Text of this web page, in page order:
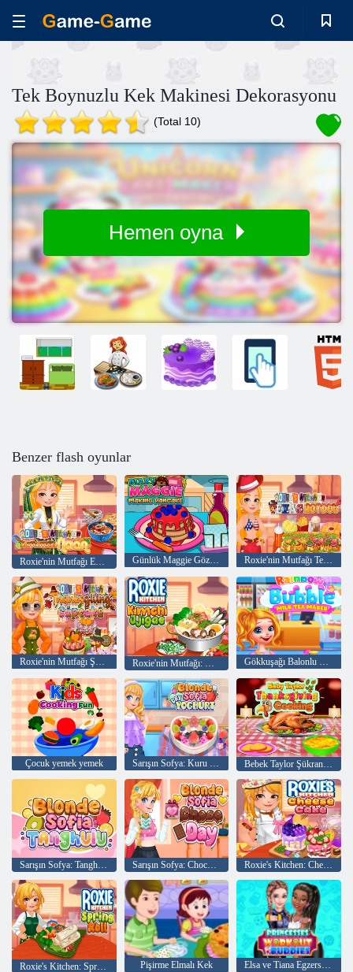
Tek Boynuzlu Kek Makinesi Dekorasyonu
(Total 10)
Hemen oyna
Benzer flash oyunlar
Roxie'nin Mutfağı Ev Yapımı Naan Günlük Maggie Gözleme Yapımı Roxie'nin Mutfağı Texas Hotdog
Roxie'nin Mutfağı Şükran Günü Kek Gökkuşağı Balonlu Sütlü Çay Makinesi
Çocuk yemek yemek Sarışın Sofya: Kuru Yoğurt Bebek Taylor Şükran Günü Yemek
Sarışın Sofya: Tanghulu Sarışın Sofya: Choco Günü Roxie's Kitchen: Cheesecake
Pişirme Elmalı Kek Elsa ve Tiana Egzersiz Arkadaşları